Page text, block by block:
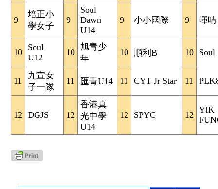
9
培正小
學女子
9
Soul
Dawn
U14
9 小小國際 9 暉晴
10 Soul
U12
10
旭青少
年
10 順利B 10 Soul
11
九宣女
子一隊
11 匯青U14 11 CYT Jr Star 11
12 DGJS 12
香港真
光中學
U14
12 SPYC 12
YIK